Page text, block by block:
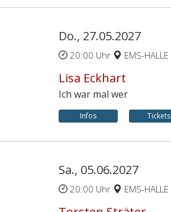
Do., 27.05.2027
20:00 Uhr EMS-HALLE
Lisa Eckhart
Ich war mal wer
Infos Tickets
Sa., 05.06.2027
20:00 Uhr EMS-HALLE